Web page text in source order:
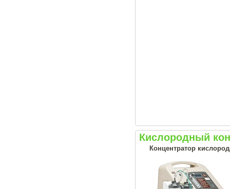
Кислородный
Концентратор